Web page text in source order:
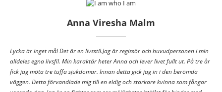
Anna Viresha Malm
Lycka är inget mål Det är en livsstil.Jag är regissör och huvudpersonen i min
alldeles egna livsfil. Min karaktär heter Anna och lever livet fullt ut. På tre år
fick jag möta tre tuffa sjukdomar. Innan detta gick jag in i den berömda
väggen. Detta förvandlade mig till en eldig och starkare kvinna som fångar